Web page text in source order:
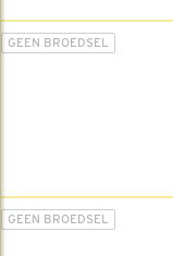
GEEN BROEDSEL
GEEN BROEDSEL